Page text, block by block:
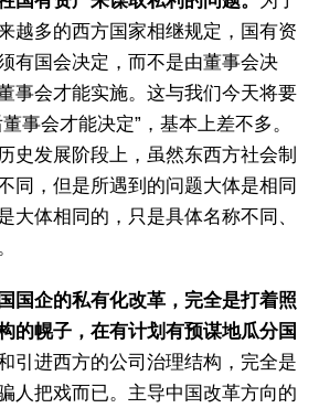
越多的西方国家相继规定，国有资
有国会决定，而不是由董事会决
事会才能实施。这与我们今天将要
事会才能决定”，基本上差不多。
史发展阶段上，虽然东西方社会制
同，但是所遇到的问题大体是相同
大体相同的，只是具体名称不同、
国企的私有化改革，完全是打着照
的幌子，在有计划有预谋地瓜分国
引进西方的公司治理结构，完全是
人把戏而已。主导中国改革方向的